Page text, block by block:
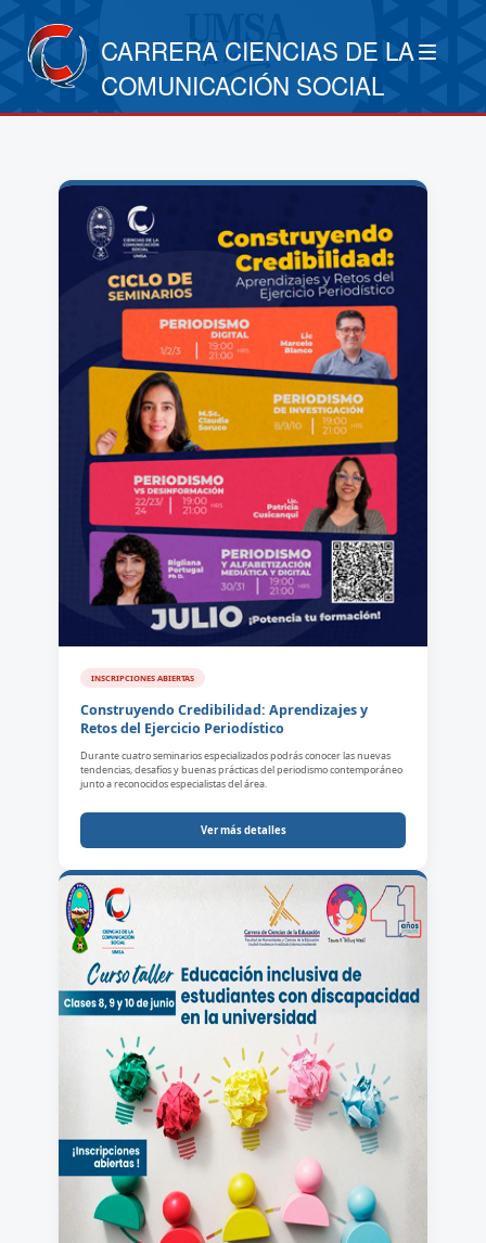
CARRERA CIENCIAS DE LA
COMUNICACIÓN SOCIAL
INSCRIPCIONES ABIERTAS
Construyendo Credibilidad: Aprendizajes y
Retos del Ejercicio Periodístico
Durante cuatro seminarios especializados podrás conocer las nuevas
tendencias, desafíos y buenas prácticas del periodismo contemporáneo
junto a reconocidos especialistas del área.
Ver más detalles